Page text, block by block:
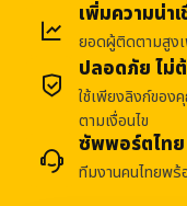
เพิ่มความน่า
ยอดผู้ติดตามสูงเ
ปลอดภัย ไม่
ใช้เพียงลิงก์ขอ
ตามเงื่อนไข
ซัพพอร์ตไท
ทีมงานคนไทยพ